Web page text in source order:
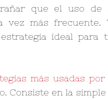
que el uso de
vez más frecuente.
ideal para
más usadas
Consiste en la